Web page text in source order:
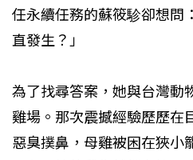
任永續任務的蘇筱駗卻想問
直發生？」
為了找尋答案，她與台灣動
雞場。那次震撼經驗歷歷在
惡臭撲鼻，母雞被困在狹小